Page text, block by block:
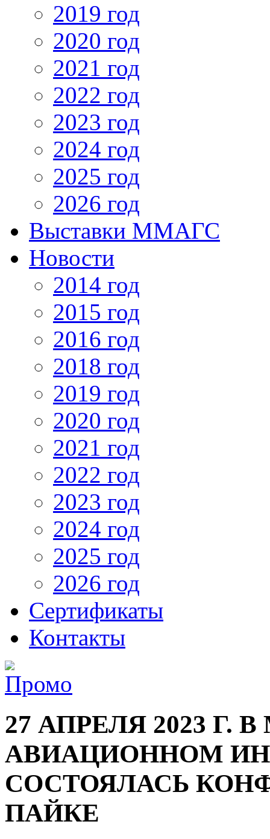
2019 год
2020 год
2021 год
2022 год
2023 год
2024 год
2025 год
2026 год
Выставки ММАГС
Новости
2014 год
2015 год
2016 год
2018 год
2019 год
2020 год
2021 год
2022 год
2023 год
2024 год
2025 год
2026 год
Сертификаты
Контакты
27 АПРЕЛЯ 2023
АВИАЦИОННОМ
СОСТОЯЛАСЬ
ПАЙКЕ